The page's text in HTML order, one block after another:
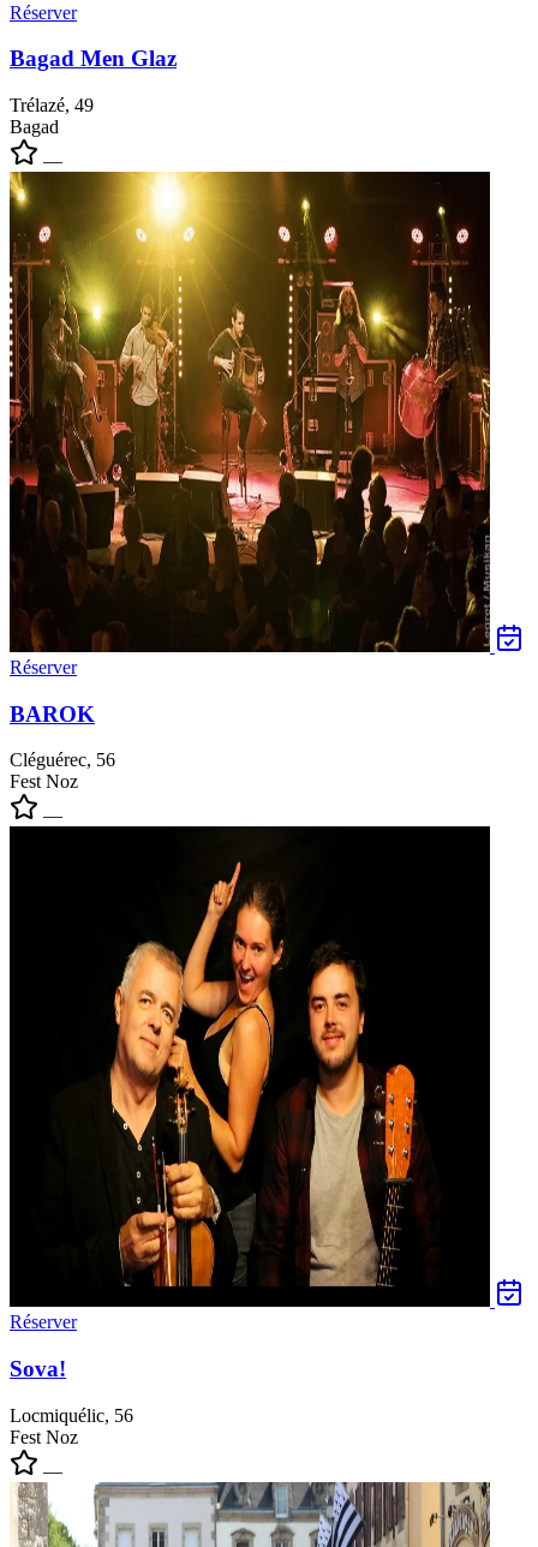
Réserver
Bagad Men Glaz
Trélazé, 49
Bagad
—
Réserver
BAROK
Cléguérec, 56
Fest Noz
—
Réserver
Sova!
Locmiquélic, 56
Fest Noz
—